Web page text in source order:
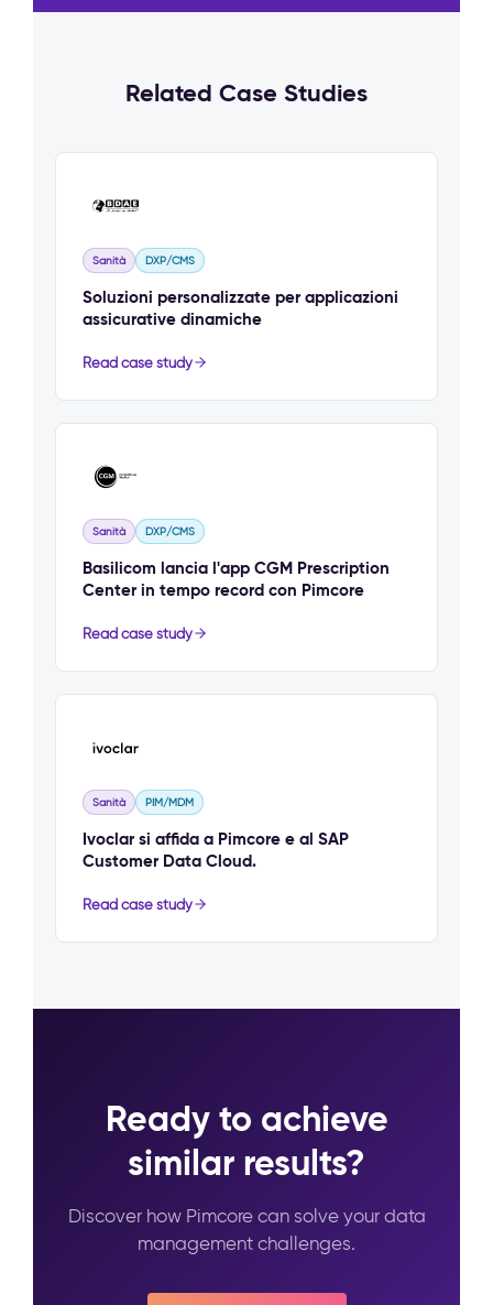
Related Case Studies
Sanità DXP/CMS
Soluzioni personalizzate per applicazioni
assicurative dinamiche
Read case study
Sanità DXP/CMS
Basilicom lancia l'app CGM Prescription
Center in tempo record con Pimcore
Read case study
Sanità PIM/MDM
Ivoclar si affida a Pimcore e al SAP
Customer Data Cloud.
Read case study
Ready to achieve
similar results?
Discover how Pimcore can solve your data
management challenges.